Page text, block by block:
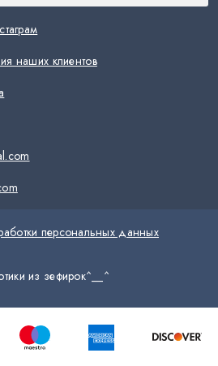
наших клиентов
персональных данных
из зефирок^__^